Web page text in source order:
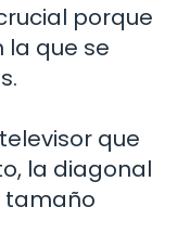
porque
que se
que
la diagonal
tamaño